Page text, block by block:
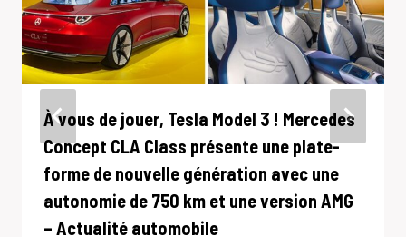
À vous de jouer, Tesla Model 3 ! Mercedes
Concept CLA Class présente une plate-
forme de nouvelle génération avec une
autonomie de 750 km et une version AMG
– Actualité automobile